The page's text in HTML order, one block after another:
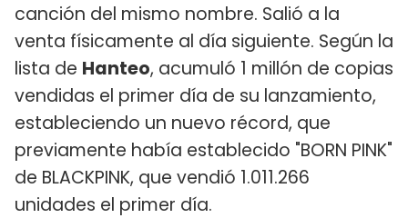
canción del mismo nombre. Salió a la
venta físicamente al día siguiente. Según la
lista de Hanteo, acumuló 1 millón de copias
vendidas el primer día de su lanzamiento,
estableciendo un nuevo récord, que
previamente había establecido "BORN PINK"
de BLACKPINK, que vendió 1.011.266
unidades el primer día.